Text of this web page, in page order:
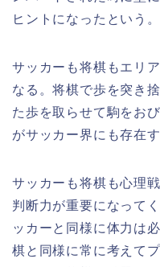
ヒントになったという。
サッカーも将棋もエリ
なる。将棋で歩を突き
た歩を取らせて駒をお
がサッカー界にも存在す
サッカーも将棋も心理
判断力が重要になって
ッカーと同様に体力は
棋と同様に常に考えて